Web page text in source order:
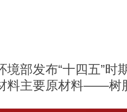
境部发布“十四五”时
料主要原材料——树